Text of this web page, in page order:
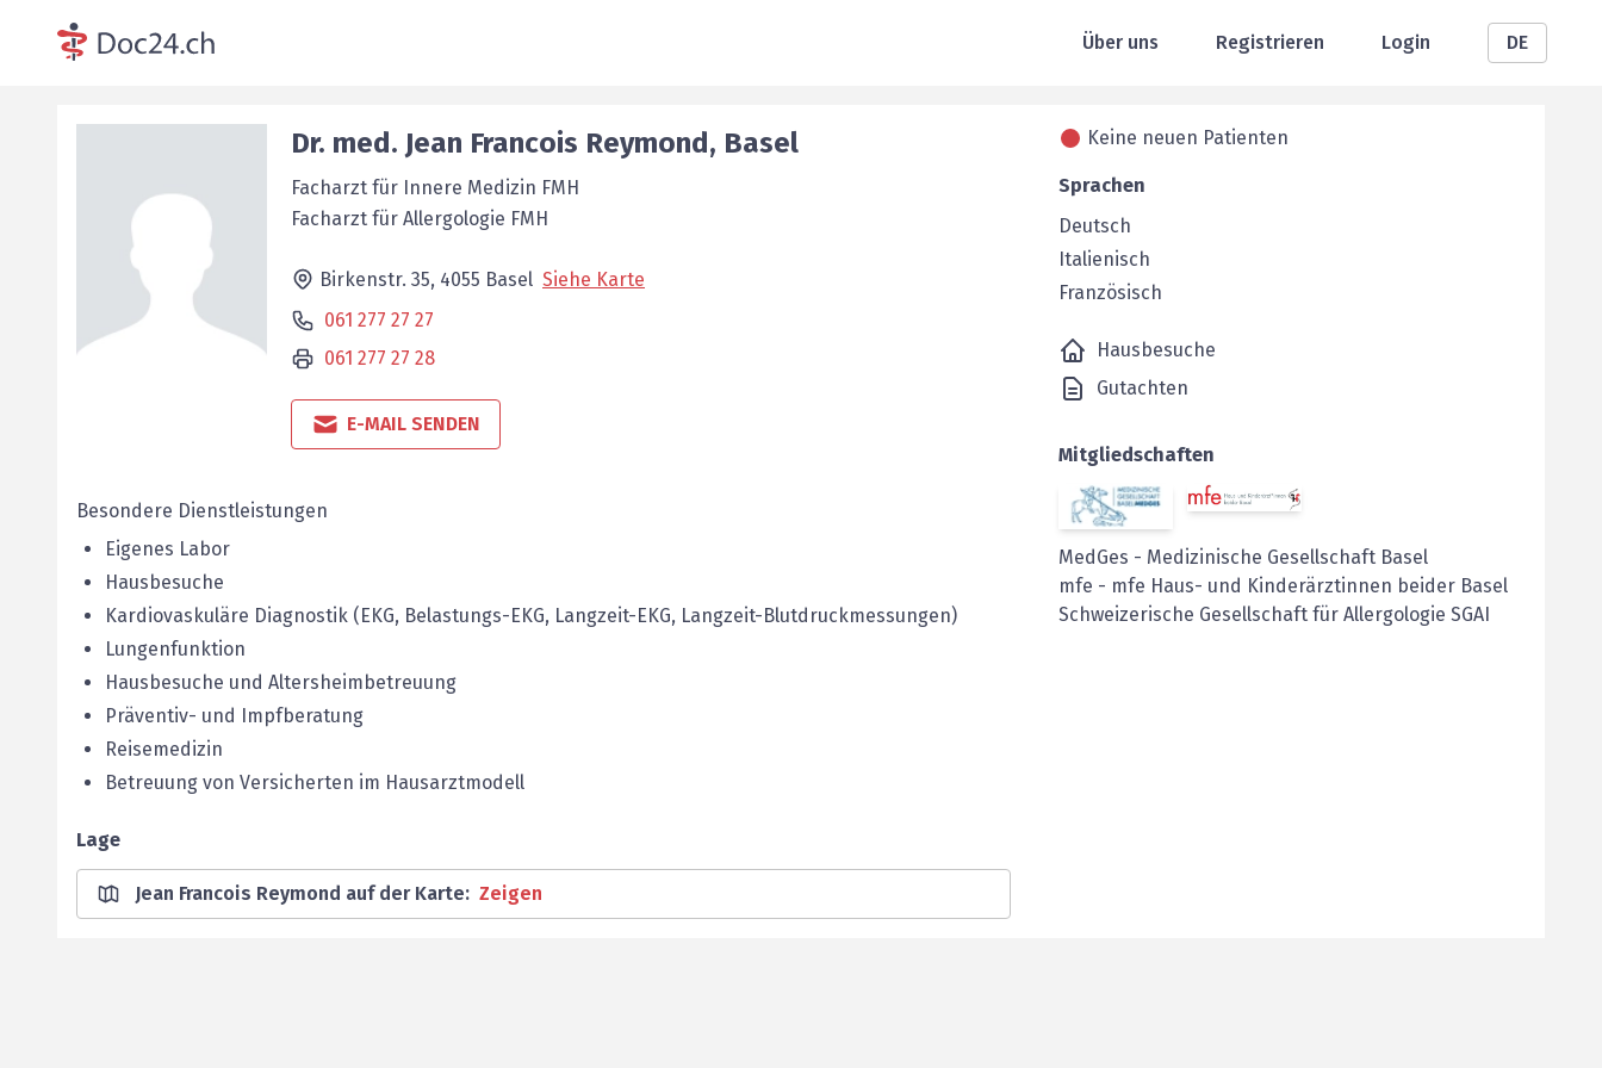
Über uns Registrieren Login DE
Dr. med. Jean Francois Reymond, Basel
Facharzt für Innere Medizin FMH
Facharzt für Allergologie FMH
Birkenstr. 35, 4055 Basel Siehe Karte
061 277 27 27
061 277 27 28
E-MAIL SENDEN
Besondere Dienstleistungen
Eigenes Labor
Hausbesuche
Kardiovaskuläre Diagnostik (EKG, Belastungs-EKG, Langzeit-EKG, Langzeit-Blutdruckmessungen)
Lungenfunktion
Hausbesuche und Altersheimbetreuung
Präventiv- und Impfberatung
Reisemedizin
Betreuung von Versicherten im Hausarztmodell
Lage
Jean Francois Reymond auf der Karte: Zeigen
Keine neuen Patienten
Sprachen
Deutsch
Italienisch
Französisch
Hausbesuche
Gutachten
Mitgliedschaften
MedGes - Medizinische Gesellschaft Basel
mfe - mfe Haus- und Kinderärztinnen beider Basel
Schweizerische Gesellschaft für Allergologie SGAI